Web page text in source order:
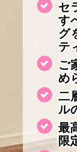
セ
す
グ
テ
ご
め
二
ル
最
限